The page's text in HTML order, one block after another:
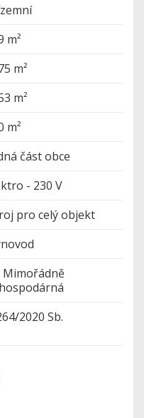
m²
m²
m²
m²
část obce
- 230 V
pro celý objekt
Mimořádně
2020 Sb.